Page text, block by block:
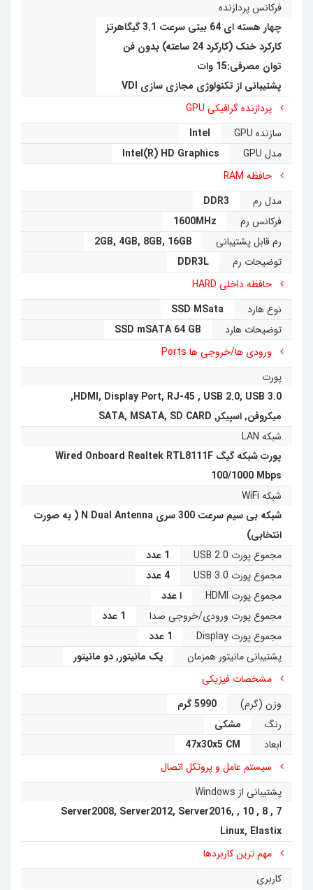
فرکانس پردازنده
چهار هسته ای 64 بیتی سرعت 3.1 گیگاهرتز
کارکرد خنک (کارکرد 24 ساعته) بدون فن
توان مصرفی:15 وات
پشتیبانی از تکنولوژی مجازی سازی VDI
پردازنده گرافیکی GPU
سازنده GPU
Intel
مدل GPU
Intel(R) HD Graphics
حافظه RAM
مدل رم
DDR3
فرکانس رم
1600MHz
رم قابل پشتیبانی
2GB, 4GB, 8GB, 16GB
توضیحات رم
DDR3L
حافظه داخلی HARD
نوع هارد
SSD MSata
توضیحات هارد
SSD mSATA 64 GB
ورودی ها/خروجی ها Ports
پورت
HDMI, Display Port, RJ-45 , USB 2.0, USB 3.0
,
میکروفن,اسپیکر,
SATA, MSATA, SD CARD
شبکه LAN
پورت شبکه گیگ Wired Onboard Realtek RTL8111F
100/1000 Mbps
شبکه WiFi
شبکه بی سیم سرعت 300 سری N Dual Antenna ( به صورت
انتخابی)
مجموع پورت USB 2.0
1 عدد
مجموع پورت USB 3.0
4 عدد
مجموع پورت HDMI
ا عدد
مجموع پورت ورودی/خروجی صدا
1 عدد
مجموع پورت Display
1 عدد
پشتیبانی مانیتور همزمان
یک مانیتور,دو مانیتور
مشخصات فیزیکی
وزن (گرم)
5990 گرم
رنگ
مشکی
ابعاد
47x30x5 CM
سیستم عامل و پروتکل اتصال
پشتیبانی از Windows
7
,
8
,
10
,
Server2008, Server2012, Server2016,
Linux, Elastix
مهم ترین کاربردها
کاربری